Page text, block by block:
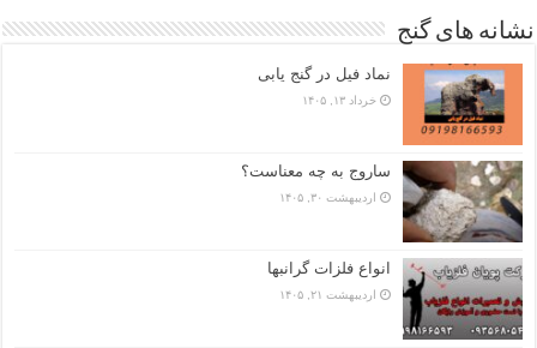
نشانه های گنج
نماد فیل در گنج یابی
خرداد ۱۳, ۱۴۰۵
ساروج به چه معناست؟
اردیبهشت ۳۰, ۱۴۰۵
انواع فلزات گرانبها
اردیبهشت ۲۱, ۱۴۰۵